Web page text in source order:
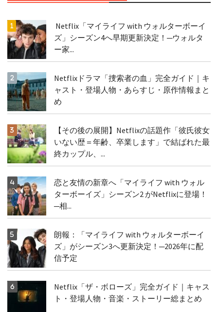
Netflix「マイライフ with ウォルターボーイ
ズ」シーズン4へ早期更新決定！─ウォルタ
ー家...
Netflixドラマ「捜索者の血」完全ガイド｜キ
ャスト・登場人物・あらすじ・原作情報まと
め
【その後の展開】Netflixの話題作「彼氏彼女
いない歴＝年齢、卒業します」で結ばれた最
終カップル、...
恋と友情の新章へ「マイライフ with ウォル
ターボーイズ」シーズン2 がNetflixに登場！
─相...
朗報：「マイライフ with ウォルターボーイ
ズ」がシーズン3へ更新決定！─2026年に配
信予定
Netflix「ザ・ボローズ」完全ガイド｜キャス
ト・登場人物・音楽・ストーリー総まとめ